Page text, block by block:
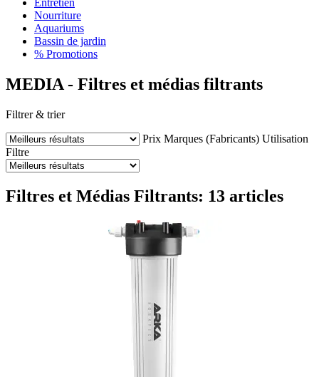
Entretien
Nourriture
Aquariums
Bassin de jardin
% Promotions
MEDIA - Filtres et médias filtrants
Filtrer & trier
Prix Marques (Fabricants) Utilisation
Filtre
Filtres et Médias Filtrants: 13 articles